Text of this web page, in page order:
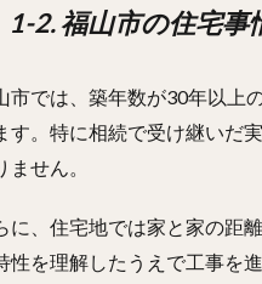
1-2. 福山市の住宅
市では、築年数が30年以上
す。特に相続で受け継いだ
ません。
に、住宅地では家と家の距
性を理解したうえで工事を